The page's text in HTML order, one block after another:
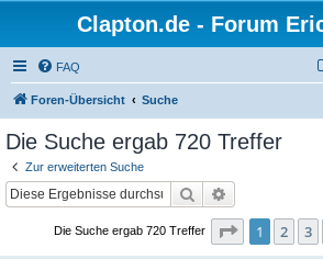
Clapton.de - Forum
FAQ
Foren-Übersicht Suche
Die Suche ergab 720 Treffer
Zur erweiterten Suche
Suche
Die Suche ergab 720 Treffer Seite 1von
1 2 3